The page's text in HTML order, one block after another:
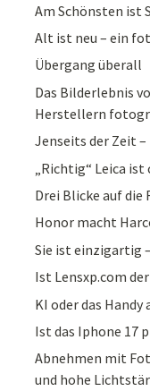
Am Schönsten ist
Alt ist neu – ein
Übergang überall
Das Bilderlebnis
Herstellern
Jenseits der Zeit –
„Richtig“ Leica
Drei Blicke auf
Honor macht
Sie ist einzigartig
Ist Lensxp.com
KI oder das
Ist das Iphone 17
Abnehmen mit
und hohe